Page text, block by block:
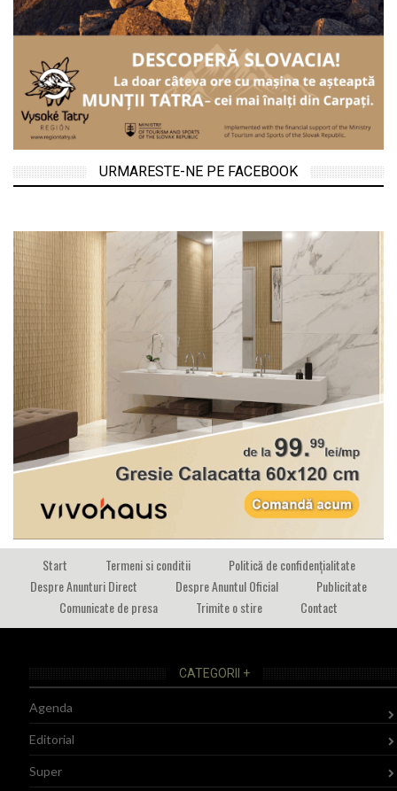
URMARESTE-NE PE FACEBOOK
Start Termeni si conditii
Politică de confidențialitate
Despre Anunturi Direct
Despre Anuntul Oficial
Publicitate
Comunicate de presa
Trimite o stire Contact
CATEGORII +
Agenda
Editorial
Super